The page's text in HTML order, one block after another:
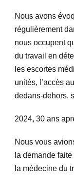
Nous avons
régulièrement
nous occupent
du travail en
les escortes
unités, l’accès
dedans-dehors,
2024, 30 ans
Nous vous
la demande
la médecine du